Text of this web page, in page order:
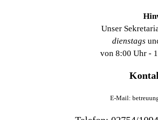
Unser
dienstags
von 8:00 Uhr -
E-Mail: